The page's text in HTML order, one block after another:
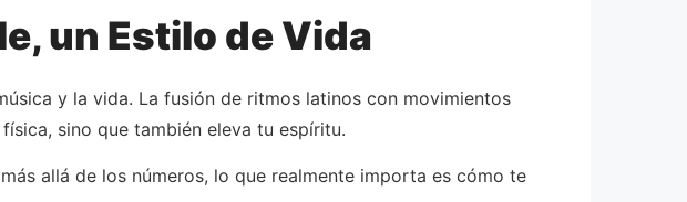
un Estilo de Vida
y la vida. La fusión de ritmos latinos con movimientos
sino que también eleva tu espíritu.
allá de los números, lo que realmente importa es cómo te